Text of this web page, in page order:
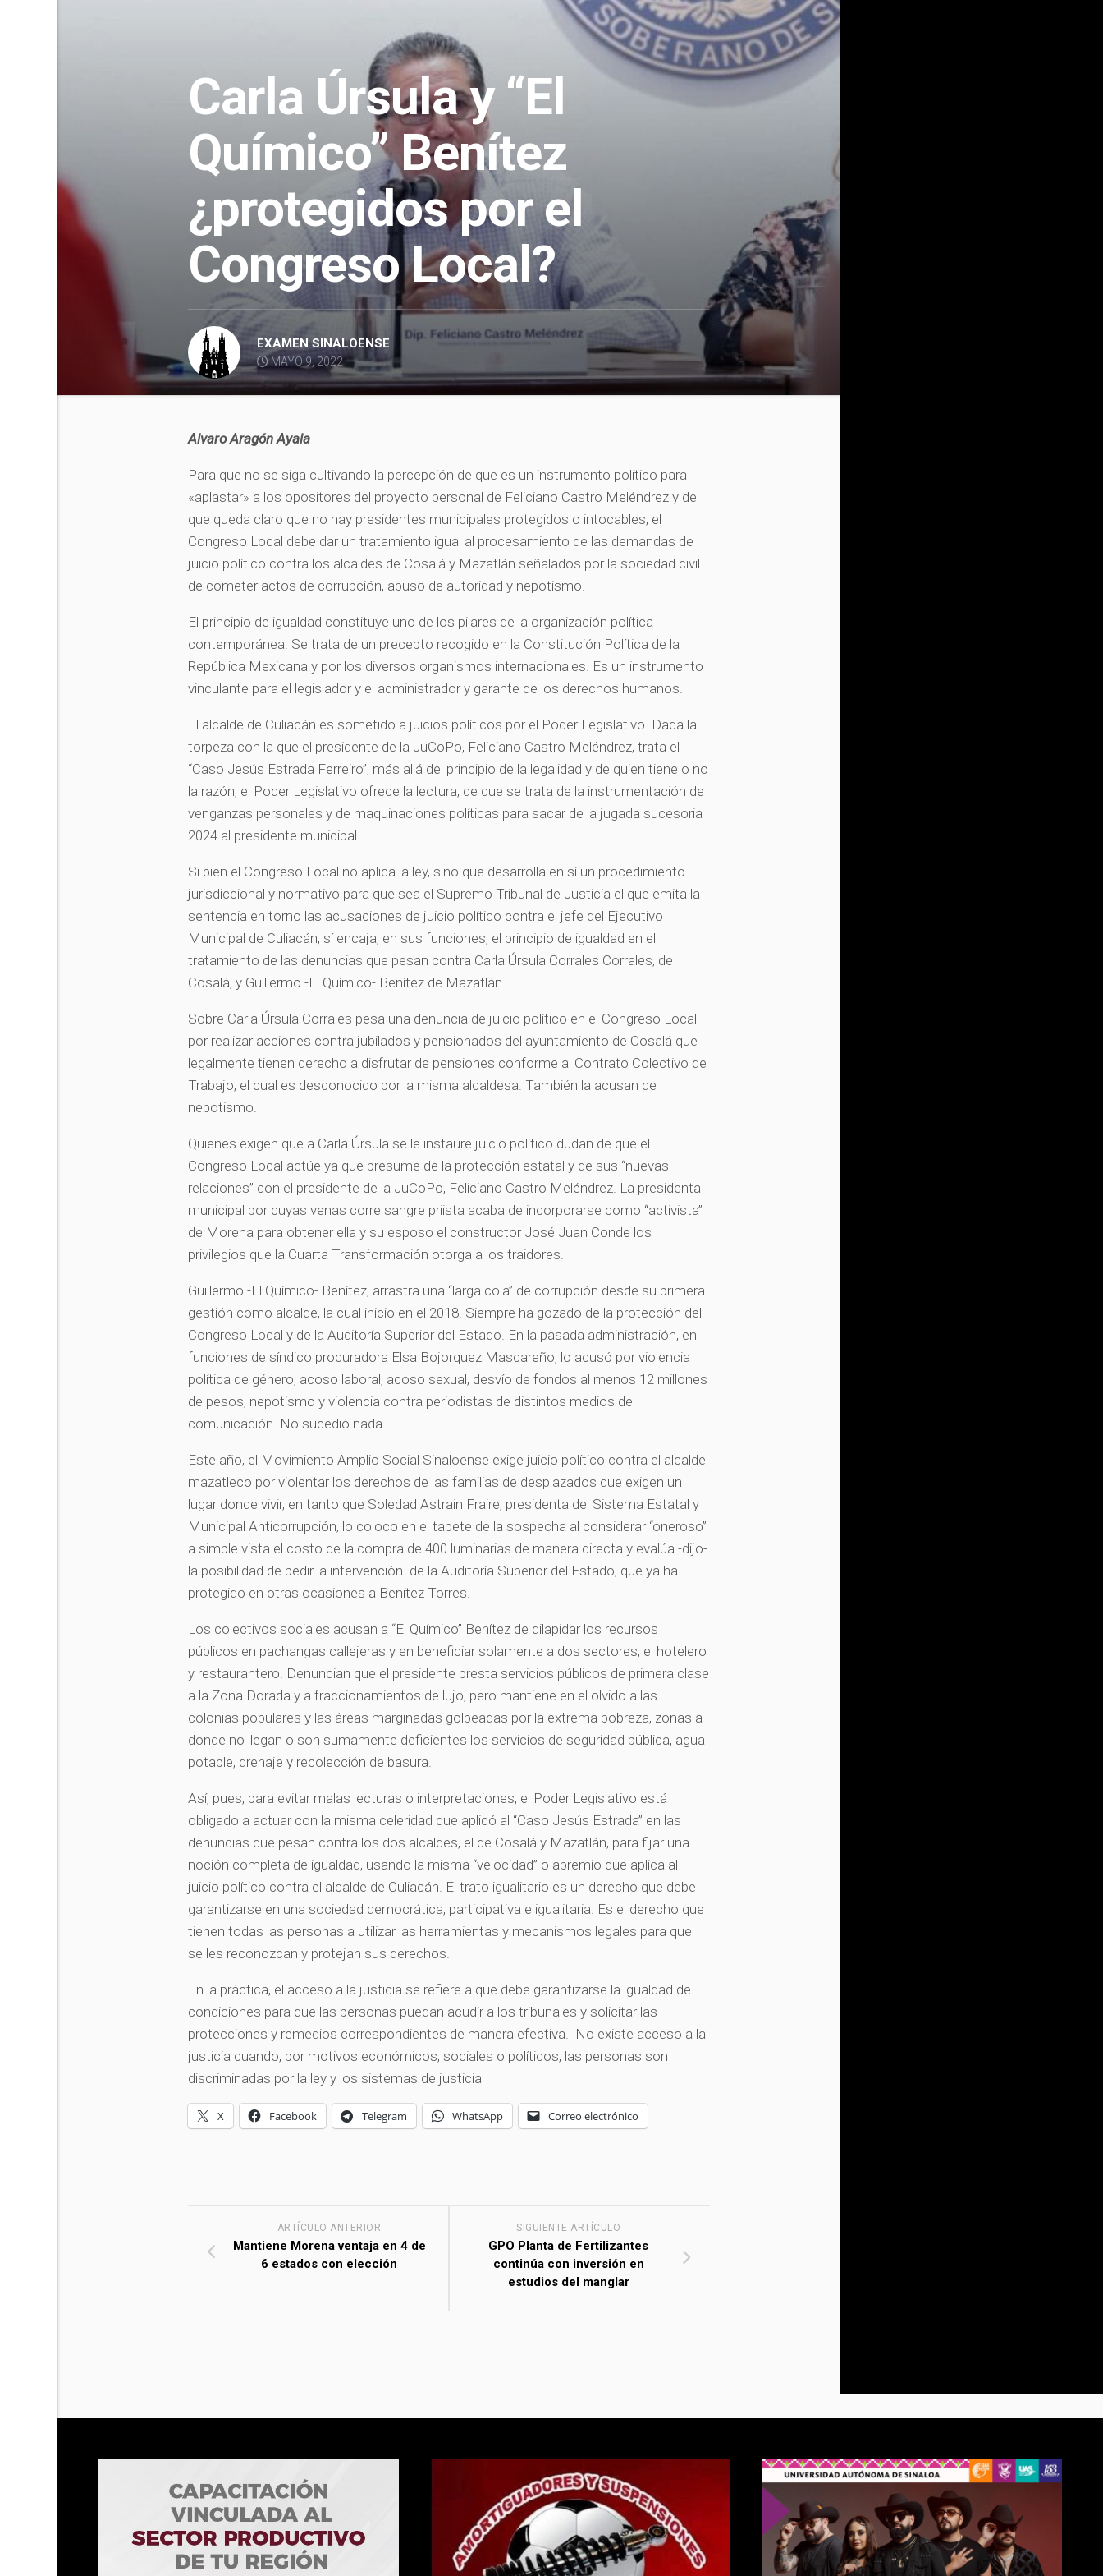
Carla Úrsula y “El
Químico” Benítez
¿protegidos por el
Congreso Local?
EXAMEN SINALOENSE
MAYO 9, 2022
Alvaro Aragón Ayala
Para que no se siga cultivando la percepción de que es un instrumento político para
«aplastar» a los opositores del proyecto personal de Feliciano Castro Meléndrez y de
que queda claro que no hay presidentes municipales protegidos o intocables, el
Congreso Local debe dar un tratamiento igual al procesamiento de las demandas de
juicio político contra los alcaldes de Cosalá y Mazatlán señalados por la sociedad civil
de cometer actos de corrupción, abuso de autoridad y nepotismo.
El principio de igualdad constituye uno de los pilares de la organización política
contemporánea. Se trata de un precepto recogido en la Constitución Política de la
República Mexicana y por los diversos organismos internacionales. Es un instrumento
vinculante para el legislador y el administrador y garante de los derechos humanos.
El alcalde de Culiacán es sometido a juicios políticos por el Poder Legislativo. Dada la
torpeza con la que el presidente de la JuCoPo, Feliciano Castro Meléndrez, trata el
“Caso Jesús Estrada Ferreiro”, más allá del principio de la legalidad y de quien tiene o no
la razón, el Poder Legislativo ofrece la lectura, de que se trata de la instrumentación de
venganzas personales y de maquinaciones políticas para sacar de la jugada sucesoria
2024 al presidente municipal.
Si bien el Congreso Local no aplica la ley, sino que desarrolla en sí un procedimiento
jurisdiccional y normativo para que sea el Supremo Tribunal de Justicia el que emita la
sentencia en torno las acusaciones de juicio político contra el jefe del Ejecutivo
Municipal de Culiacán, sí encaja, en sus funciones, el principio de igualdad en el
tratamiento de las denuncias que pesan contra Carla Úrsula Corrales Corrales, de
Cosalá, y Guillermo -El Químico- Benítez de Mazatlán.
Sobre Carla Úrsula Corrales pesa una denuncia de juicio político en el Congreso Local
por realizar acciones contra jubilados y pensionados del ayuntamiento de Cosalá que
legalmente tienen derecho a disfrutar de pensiones conforme al Contrato Colectivo de
Trabajo, el cual es desconocido por la misma alcaldesa. También la acusan de
nepotismo.
Quienes exigen que a Carla Úrsula se le instaure juicio político dudan de que el
Congreso Local actúe ya que presume de la protección estatal y de sus “nuevas
relaciones” con el presidente de la JuCoPo, Feliciano Castro Meléndrez. La presidenta
municipal por cuyas venas corre sangre priista acaba de incorporarse como “activista”
de Morena para obtener ella y su esposo el constructor José Juan Conde los
privilegios que la Cuarta Transformación otorga a los traidores.
Guillermo -El Químico- Benítez, arrastra una “larga cola” de corrupción desde su primera
gestión como alcalde, la cual inicio en el 2018. Siempre ha gozado de la protección del
Congreso Local y de la Auditoría Superior del Estado. En la pasada administración, en
funciones de síndico procuradora Elsa Bojorquez Mascareño, lo acusó por violencia
política de género, acoso laboral, acoso sexual, desvío de fondos al menos 12 millones
de pesos, nepotismo y violencia contra periodistas de distintos medios de
comunicación. No sucedió nada.
Este año, el Movimiento Amplio Social Sinaloense exige juicio político contra el alcalde
mazatleco por violentar los derechos de las familias de desplazados que exigen un
lugar donde vivir, en tanto que Soledad Astrain Fraire, presidenta del Sistema Estatal y
Municipal Anticorrupción, lo coloco en el tapete de la sospecha al considerar “oneroso”
a simple vista el costo de la compra de 400 luminarias de manera directa y evalúa -dijo-
la posibilidad de pedir la intervención de la Auditoría Superior del Estado, que ya ha
protegido en otras ocasiones a Benítez Torres.
Los colectivos sociales acusan a “El Químico” Benítez de dilapidar los recursos
públicos en pachangas callejeras y en beneficiar solamente a dos sectores, el hotelero
y restaurantero. Denuncian que el presidente presta servicios públicos de primera clase
a la Zona Dorada y a fraccionamientos de lujo, pero mantiene en el olvido a las
colonias populares y las áreas marginadas golpeadas por la extrema pobreza, zonas a
donde no llegan o son sumamente deficientes los servicios de seguridad pública, agua
potable, drenaje y recolección de basura.
Así, pues, para evitar malas lecturas o interpretaciones, el Poder Legislativo está
obligado a actuar con la misma celeridad que aplicó al “Caso Jesús Estrada” en las
denuncias que pesan contra los dos alcaldes, el de Cosalá y Mazatlán, para fijar una
noción completa de igualdad, usando la misma “velocidad” o apremio que aplica al
juicio político contra el alcalde de Culiacán. El trato igualitario es un derecho que debe
garantizarse en una sociedad democrática, participativa e igualitaria. Es el derecho que
tienen todas las personas a utilizar las herramientas y mecanismos legales para que
se les reconozcan y protejan sus derechos.
En la práctica, el acceso a la justicia se refiere a que debe garantizarse la igualdad de
condiciones para que las personas puedan acudir a los tribunales y solicitar las
protecciones y remedios correspondientes de manera efectiva. No existe acceso a la
justicia cuando, por motivos económicos, sociales o políticos, las personas son
discriminadas por la ley y los sistemas de justicia
X Facebook Telegram WhatsApp Correo electrónico
SIGUIENTE ARTÍCULO
GPO Planta de Fertilizantes
continúa con inversión en
estudios del manglar
ARTÍCULO ANTERIOR
Mantiene Morena ventaja en 4 de
6 estados con elección